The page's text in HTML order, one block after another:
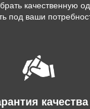
качественную
под ваши
качества